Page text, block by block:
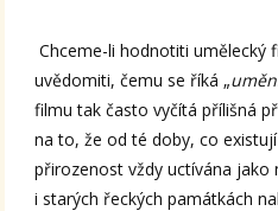
Chceme-li hodnotiti umělecký
uvědomiti, čemu se říká „
filmu tak často vyčítá přílišná
na to, že od té doby, co
přirozenost vždy uctívána jako
i starých řeckých památkách